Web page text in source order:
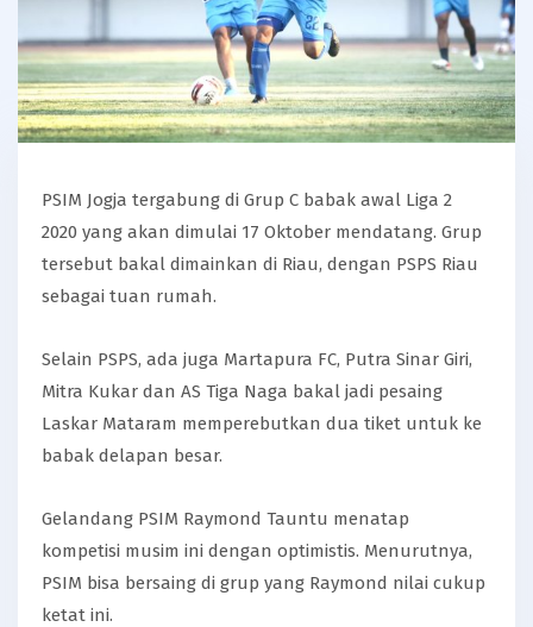
PSIM Jogja tergabung di Grup C babak awal Liga 2
2020 yang akan dimulai 17 Oktober mendatang. Grup
tersebut bakal dimainkan di Riau, dengan PSPS Riau
sebagai tuan rumah.
Selain PSPS, ada juga Martapura FC, Putra Sinar Giri,
Mitra Kukar dan AS Tiga Naga bakal jadi pesaing
Laskar Mataram memperebutkan dua tiket untuk ke
babak delapan besar.
Gelandang PSIM Raymond Tauntu menatap
kompetisi musim ini dengan optimistis. Menurutnya,
PSIM bisa bersaing di grup yang Raymond nilai cukup
ketat ini.